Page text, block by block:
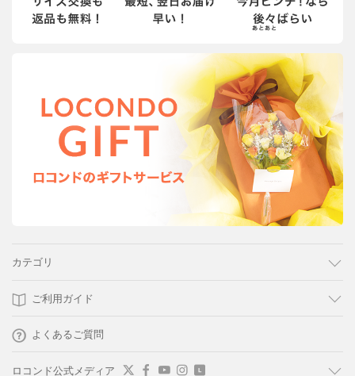
カテゴリ
ご利用ガイド
よくあるご質問
ロコンド公式メディア